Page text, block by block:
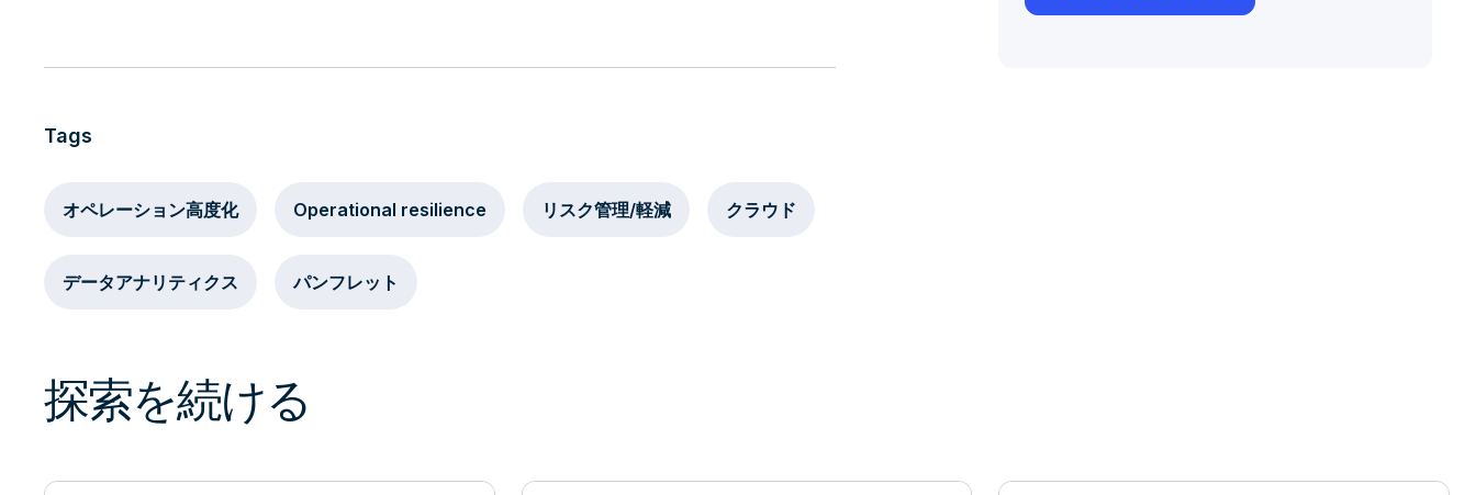
Tags
オペレーション高度化 Operational resilience リスク管理/軽減 クラウド
データアナリティクス パンフレット
探索を続ける